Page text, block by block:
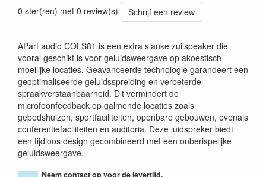
0 ster(ren) met 0 review(s)
Schrijf een review
APart audio COLS81 is een extra slanke zuilspeaker die
vooral geschikt is voor geluidsweergave op akoestisch
moeilijke locaties. Geavanceerde technologie garandeert een
geoptimaliseerde geluidsspreiding en verbeterde
spraakverstaanbaarheid. Dit vermindert de
microfoonfeedback op galmende locaties zoals
gebedshuizen, sportfaciliteiten, openbare gebouwen, evenals
conferentiefaciliteiten en auditoria. Deze luidspreker biedt
een tijdloos design gecombineerd met een onberispelijke
geluidsweergave.
Neem contact op voor de levertijd.